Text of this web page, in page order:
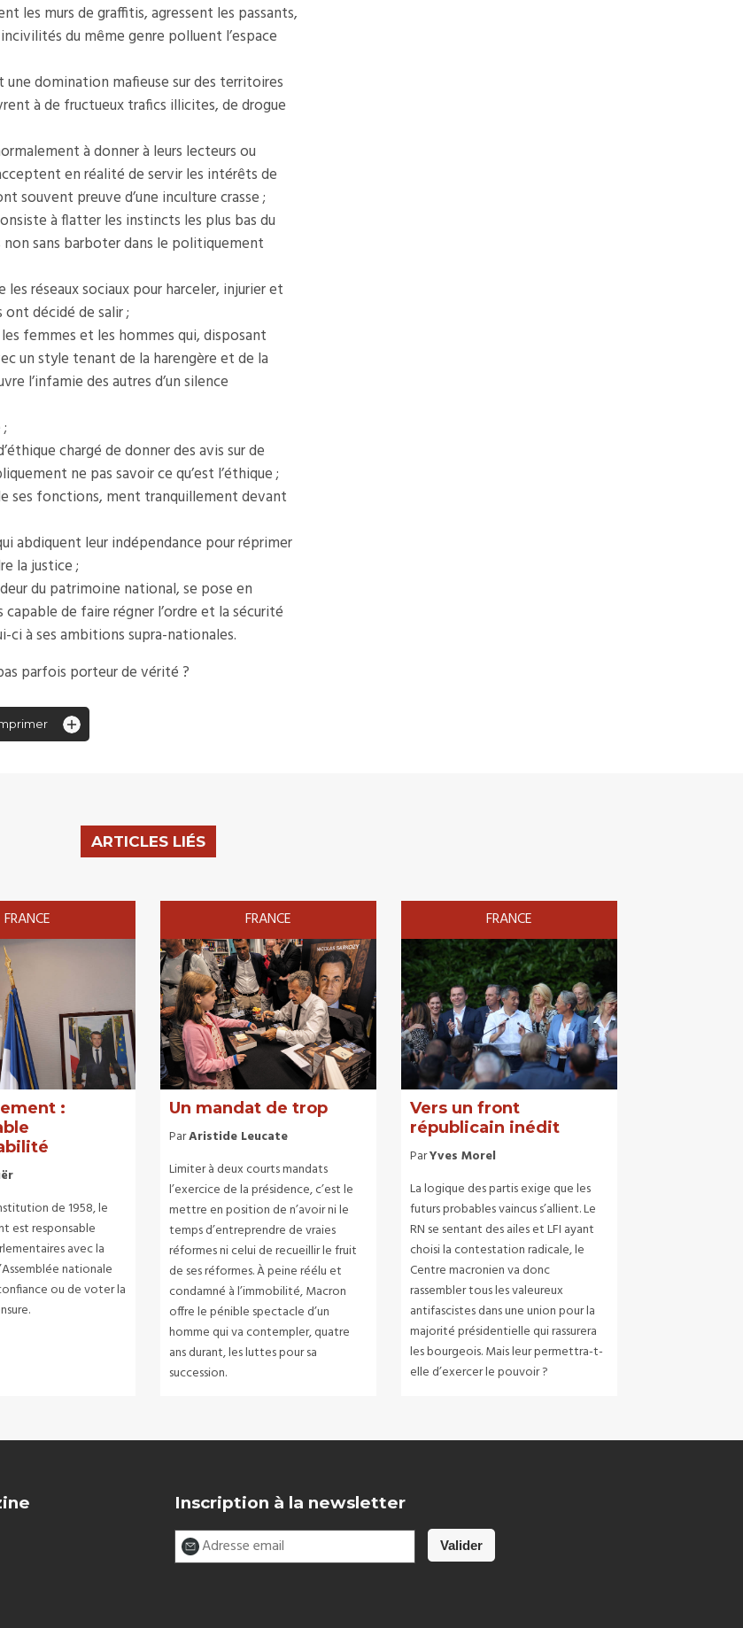
les murs de graffitis, agressent les passants,
du même genre polluent l’espace
domination mafieuse sur des territoires
à de fructueux trafics illicites, de drogue
à donner à leurs lecteurs ou
en réalité de servir les intérêts de
souvent preuve d’une inculture crasse ;
à flatter les instincts les plus bas du
sans barboter dans le politiquement
réseaux sociaux pour harceler, injurier et
décidé de salir ;
femmes et les hommes qui, disposant
un style tenant de la harengère et de la
l’infamie des autres d’un silence
chargé de donner des avis sur de
ne pas savoir ce qu’est l’éthique ;
ses fonctions, ment tranquillement devant
abdiquent leur indépendance pour réprimer
la justice ;
du patrimoine national, se pose en
de faire régner l’ordre et la sécurité
ci à ses ambitions supra-nationales.
parfois porteur de vérité ?
ARTICLES LIÉS
FRANCE
:
de 1958, le
est responsable
avec la
nationale
ou de voter la
FRANCE
Un mandat de trop
ParAristide Leucate
Limiter à deux courts mandats
l’exercice de la présidence, c’est le
mettre en position de n’avoir ni le
temps d’entreprendre de vraies
réformes ni celui de recueillir le fruit
de ses réformes. À peine réélu et
condamné à l’immobilité, Macron
offre le pénible spectacle d’un
homme qui va contempler, quatre
ans durant, les luttes pour sa
succession.
FRANCE
Vers un front
républicain inédit
ParYves Morel
La logique des partis exige que les
futurs probables vaincus s’allient. Le
RN se sentant des ailes et LFI ayant
choisi la contestation radicale, le
Centre macronien va donc
rassembler tous les valeureux
antifascistes dans une union pour la
majorité présidentielle qui rassurera
les bourgeois. Mais leur permettra-t-
elle d’exercer le pouvoir ?
Inscription à la newsletter